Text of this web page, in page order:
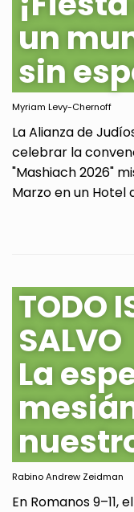
un
sin
Myriam Levy-Chernoff
La Alianza de
celebrar la
"Mashiach 2026"
Marzo en un Hotel
TODO
SALVO
La
Rabino Andrew Zeidman
En Romanos 9–11,